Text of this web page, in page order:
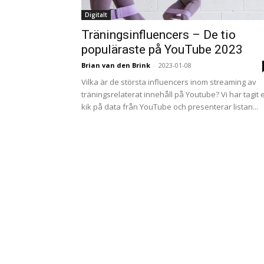
Digitalt
Träningsinfluencers – De tio
populäraste på YouTube 2023
Brian van den Brink - 2023-01-08
Vilka är de största influencers inom streaming av
träningsrelaterat innehåll på Youtube? Vi har tagit
kik på data från YouTube och presenterar listan...